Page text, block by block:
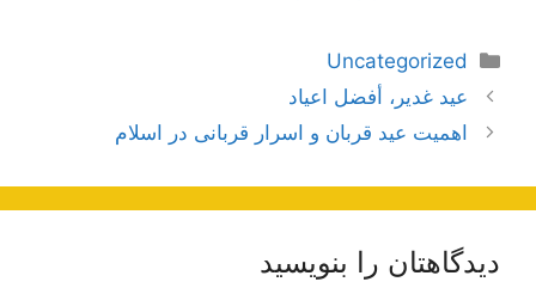
دسته‌ها
Uncategorized
ناوبری
نوشته‌ها
عيد غدير، أفضل اعياد
اهمیت عید قربان و اسرار قربانی در اسلام
دیدگاهتان را بنویسید